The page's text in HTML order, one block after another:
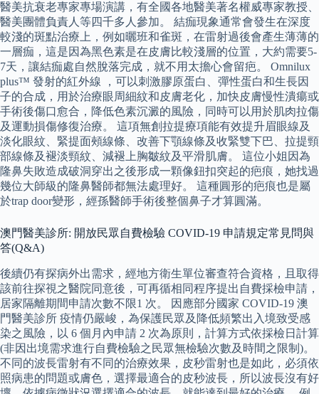
醫美抗衰老專家專場演講，有全國各地醫美著名權威專家教授、
醫美團體負責人等四千多人參加。 結痂現象通常會發生在深度
較淺的斑點治療上，例如曬班和雀斑，在雷射過後會產生薄薄的
一層痂，這是因為黑色素是在皮膚比較淺層的位置，大約需要5-
7天，讓結痂處自然脫落完成，就不用太擔心會留疤。 Omnilux
plus™ 發射的紅外線 ，可以刺激膠原蛋白、彈性蛋白和生長因
子的合成，用於治療眼周細紋和皮膚老化，加快皮膚慢性潰瘍或
手術後傷口愈合，降低色素沉澱的風險，同時可以用於肌肉拉傷
及運動損傷修復治療。 這項無創拉提療項能有效提升眉眼線及
淡化眼紋、緊提面頰線條、改善下顎線條及收緊雙下巴、拉提頸
部線條及褪淡頸紋、減褪上胸皺紋及平滑肌膚。 這位小姐因為
隆鼻失敗造成破洞穿出之後形成一顆像鈕扣突起的疤痕，她找過
幾位大師級的隆鼻醫師都無法處理好。 這種圓形的疤痕也是屬
於trap door變形，經孫醫師手術後整個鼻子才算圓滿。
澳門醫美診所: 開放民眾自費檢驗 COVID-19 申請規定常見問與
答(Q&A)
後續仍有探病外出需求，經地方衛生單位審查符合資格，且取得
該前往探視之醫院同意後，可再循相同程序提出自費採檢申請，
居家隔離期間申請次數不限1 次。 因應部分國家 COVID-19 澳
門醫美診所 疫情仍嚴峻，為保護民眾及降低頻繁出入境致受感
染之風險，以 6 個月內申請 2 次為原則，計算方式依採檢日計算
(非因出境需求進行自費檢驗之民眾無檢驗次數及時間之限制)。
不同的波長雷射有不同的治療效果，皮秒雷射也是如此，必須依
照病患的問題或膚色，選擇最適合的皮秒波長，所以波長沒有好